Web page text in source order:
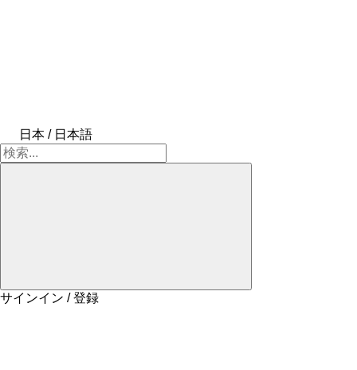
日本 / 日本語
サインイン / 登録